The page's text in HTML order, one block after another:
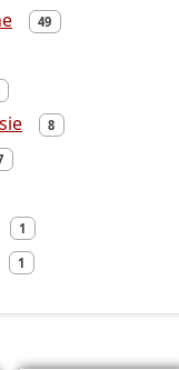
49
8
1
1